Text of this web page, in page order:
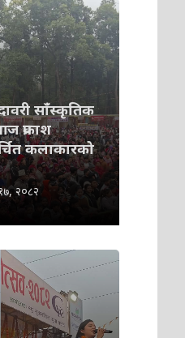
साँस्कृतिक
प्रकाश
कलाकारको
२०८२